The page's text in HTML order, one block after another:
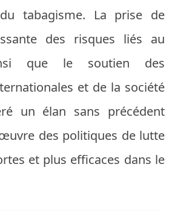
tabagisme. La prise de
des risques liés au
que le soutien des
et de la société
un élan sans précédent
des politiques de lutte
et plus efficaces dans le